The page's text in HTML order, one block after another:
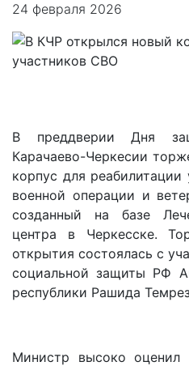
24 февраля 2026
В преддверии Дня
Карачаево-Черкесии
корпус для реабилитации
военной операции и
созданный на базе
центра в Черкесске.
открытия состоялась с
социальной защиты РФ
республики Рашида
Министр высоко оценил